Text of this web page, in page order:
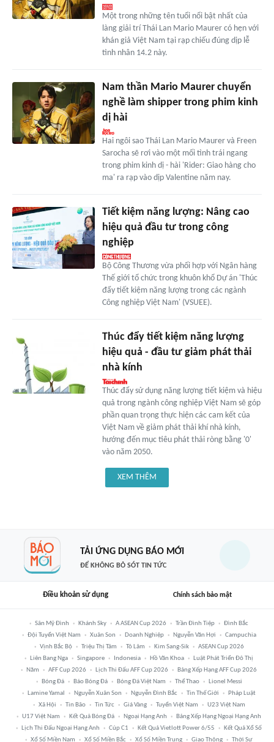
Một trong những tên tuổi nổi bật nhất của
làng giải trí Thái Lan Mario Maurer có hẹn với
khán giả Việt Nam tại rạp chiếu đúng dịp lễ
tình nhân 14.2 này.
Nam thần Mario Maurer chuyển
nghề làm shipper trong phim kinh
dị hài
Hai ngôi sao Thái Lan Mario Maurer và Freen
Sarocha sẽ rơi vào một mối tình trái ngang
trong phim kinh dị - hài 'Rider: Giao hàng cho
ma' ra rạp vào dịp Valentine năm nay.
Tiết kiệm năng lượng: Nâng cao
hiệu quả đầu tư trong công
nghiệp
Bộ Công Thương vừa phối hợp với Ngân hàng
Thế giới tổ chức trong khuôn khổ Dự án 'Thúc
đẩy tiết kiệm năng lượng trong các ngành
Công nghiệp Việt Nam' (VSUEE).
Thúc đẩy tiết kiệm năng lượng
hiệu quả - đầu tư giảm phát thải
nhà kính
Thúc đẩy sử dụng năng lượng tiết kiệm và hiệu
quả trong ngành công nghiệp Việt Nam sẽ góp
phần quan trọng thực hiện các cam kết của
Việt Nam về giảm phát thải khí nhà kính,
hướng đến mục tiêu phát thải ròng bằng '0'
vào năm 2050.
XEM THÊM
TẢI ỨNG DỤNG BÁO MỚI
ĐỂ KHÔNG BỎ SÓT TIN TỨC
Điều khoản sử dụng Chính sách bảo mật
Sân Mỹ Đình Khánh Sky A ASEAN Cup 2026 Trần Đình Tiệp
Đình Bắc
Đội Tuyển Việt Nam
Xuân Son Doanh Nghiệp Nguyễn Văn Hợi
Campuchia
Vịnh Bắc Bộ
Triệu Thị Tâm Tô Lâm Kim Sang-Sik
ASEAN Cup 2026
Liên Bang Nga
Singapore Indonesia Hồ Văn Khoa
Luật Phát Triển Đô Thị
Năm
AFF Cup 2026 Lịch Thi Đấu AFF Cup 2026
Bảng Xếp Hạng AFF Cup 2026
Bóng Đá
Báo Bóng Đá Bóng Đá Việt Nam Thể Thao
Lionel Messi
Lamine Yamal
Nguyễn Xuân Son Nguyễn Đình Bắc Tin Thế Giới
Pháp Luật
Xã Hội
Tin Bão Tin Tức Giá Vàng Tuyển Việt Nam
U23 Việt Nam
U17 Việt Nam
Kết Quả Bóng Đá Ngoại Hạng Anh
Bảng Xếp Hạng Ngoại Hạng Anh
Lịch Thi Đấu Ngoại Hạng Anh
Cúp C1 Kết Quả Vietlott Power 6/55
Kết Quả Xổ Số
Xổ Số Miền Nam
Xổ Số Miền Bắc Xổ Số Miền Trung Giao Thông Thời Sự